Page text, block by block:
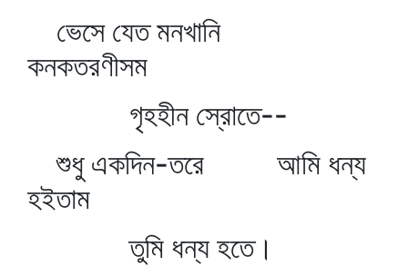
ভেসে যেত মনখানি
কনকতরণীসম
গৃহহীন স্রোতে--
শুধু একদিন-তরে আমি ধন্য
হইতাম
তুমি ধন্য হতে।